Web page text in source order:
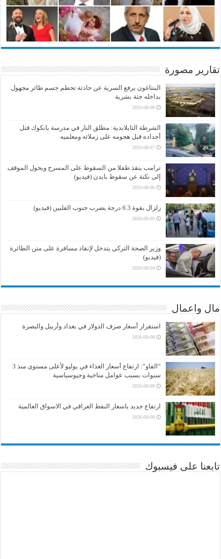
تقارير مصورة
البنتاغون يرفع السرية عن حادثة تحطم جسم طائر مجهول
بداخله جثة بشرية
2026-08-08
الشرطة التايلاندية: مطلق النار في مدرسة بانكوك قتل
أجداده قبل هجومه على زملائه ومعلميه
2026-08-07
ترامب ينقذ طفلا من السقوط على المسرح ويحول الموقف
إلى نكتة عن سقوط بايدن (فيديو)
2026-08-06
زلزال بقوة 6.3 درجة يضرب جنوب الفلبين (فيديو)
2026-08-05
وزير الصحة التركي يتدخل لإنقاذ مسافرة على متن الطائرة
(فيديو)
2026-08-04
مال واعمال
استقرار أسعار صرف الدولار في بغداد وأربيل والبصرة
2026-08-08
“الفاو”: ارتفاع أسعار الغذاء في يوليو لأعلى مستوى منذ 3
سنوات بسبب عوامل مناخية وجيوسياسية
2026-08-08
ارتفاع جديد باسعار النفط العراقي في الاسواق العالمية
2026-08-08
تابعنا على فيسبوك